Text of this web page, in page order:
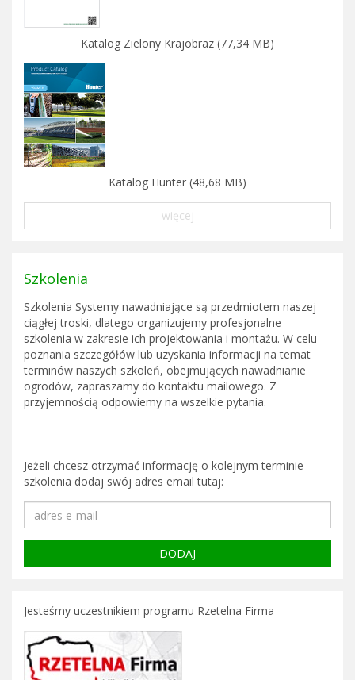
Katalog Zielony Krajobraz (77,34 MB)
Katalog Hunter (48,68 MB)
więcej
Szkolenia
Szkolenia Systemy nawadniające są przedmiotem naszej
ciągłej troski, dlatego organizujemy profesjonalne
szkolenia w zakresie ich projektowania i montażu. W celu
poznania szczegółów lub uzyskania informacji na temat
terminów naszych szkoleń, obejmujących nawadnianie
ogrodów, zapraszamy do kontaktu mailowego. Z
przyjemnością odpowiemy na wszelkie pytania.
Jeżeli chcesz otrzymać informację o kolejnym terminie
szkolenia dodaj swój adres email tutaj:
Jesteśmy uczestnikiem programu Rzetelna Firma